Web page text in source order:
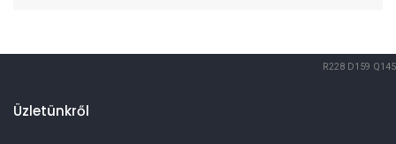
R228 D159 Q145
Üzletünkről